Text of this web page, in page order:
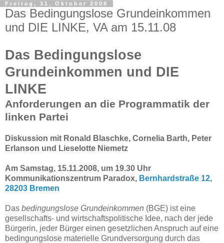
Freitag, 31. Oktober 2008
Das Bedingungslose Grundeinkommen
und DIE LINKE, VA am 15.11.08
Das Bedingungslose
Grundeinkommen und DIE
LINKE
Anforderungen an die Programmatik der
linken Partei
Diskussion mit Ronald Blaschke, Cornelia Barth, Peter
Erlanson und Lieselotte Niemetz
Am Samstag, 15.11.2008, um 19.30 Uhr
Kommunikationszentrum Paradox, Bernhardstraße 12,
28203 Bremen
Das bedingungslose Grundeinkommen (BGE) ist eine
gesellschafts- und wirtschaftspolitische Idee, nach der jede
Bürgerin, jeder Bürger einen gesetzlichen Anspruch auf eine
bedingungslose materielle Grundversorgung durch das